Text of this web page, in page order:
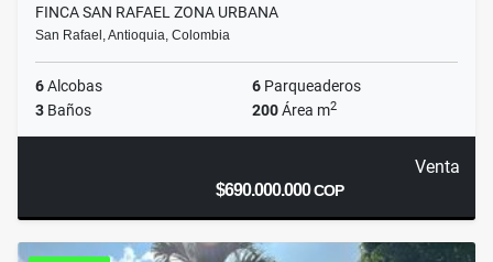
FINCA SAN RAFAEL ZONA URBANA
San Rafael, Antioquia, Colombia
6Alcobas 6 Parqueaderos
3 Baños 200Área m2
Venta
$690.000.000COP